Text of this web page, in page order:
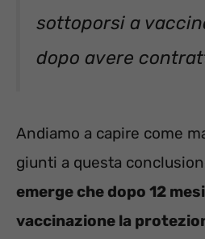
sottoporsi a
dopo avere
Andiamo a capire come
giunti a questa
emerge che dopo 12
vaccinazione la